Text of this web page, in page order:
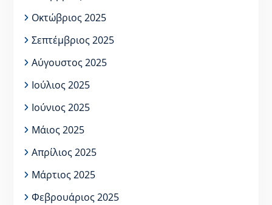
Οκτώβριος 2025
Σεπτέμβριος 2025
Αύγουστος 2025
Ιούλιος 2025
Ιούνιος 2025
Μάιος 2025
Απρίλιος 2025
Μάρτιος 2025
Φεβρουάριος 2025